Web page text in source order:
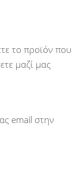
το προϊόν που
μαζί μας
email στην